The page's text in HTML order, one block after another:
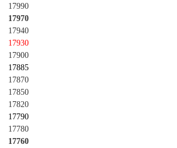
17990
17970
17940
17930
17900
17885
17870
17850
17820
17790
17780
17760